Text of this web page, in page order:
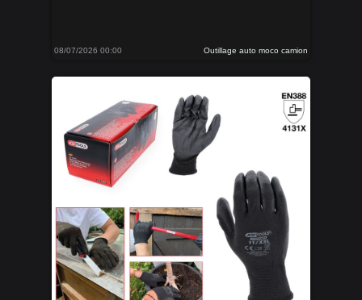
08/07/2026 00:00 Outillage auto moco camion